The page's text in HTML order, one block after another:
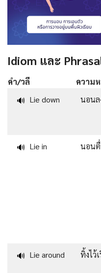
Idiom และ
คำ/วลี ความ
🔊 Lie down นอนล
🔊 Lie in นอน
🔊 Lie around ทิ้งไว้